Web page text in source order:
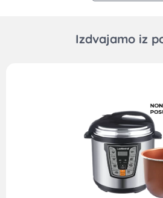
Izdvajamo iz